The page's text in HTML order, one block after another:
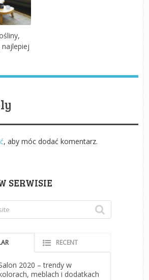
, aby móc dodać komentarz.
SERWISIE
RECENT
2020 – trendy w
meblach i dodatkach